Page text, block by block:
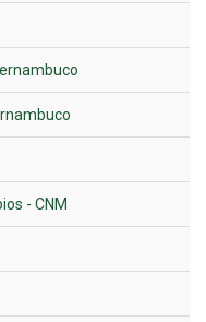
- CNM